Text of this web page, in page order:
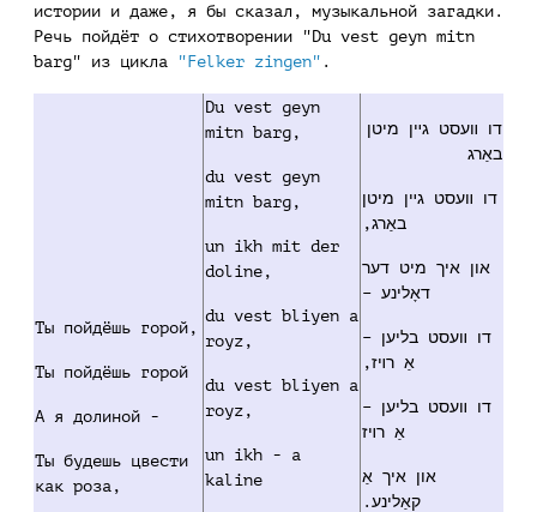
истории и даже, я бы сказал, музыкальной загадки.
Речь пойдёт о стихотворении "Du vest geyn mitn
barg" из цикла
"Felker zingen" .
Ты пойдёшь горой,
Ты пойдёшь горой
А я долиной -
Ты будешь цвести
как роза,
Du vest geyn
mitn barg,
du vest geyn
mitn barg,
un ikh mit der
doline,
du vest bliyen a
royz,
du vest bliyen a
royz,
un ikh - a
kaline
דו װעסט גײן מיטן
באַרג
דו װעסט גײן מיטן
באַרג,
און איך מיט דער
דאָלינע –
דו װעסט בליען –
אַ רױז,
דו װעסט בליען –
אַ רױז
און איך אַ
קאַלינע.